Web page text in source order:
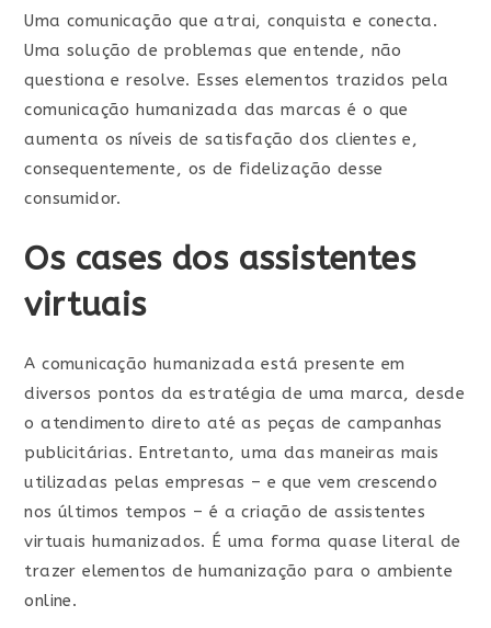
Uma comunicação que atrai, conquista e conecta.
Uma solução de problemas que entende, não
questiona e resolve. Esses elementos trazidos pela
comunicação humanizada das marcas é o que
aumenta os níveis de satisfação dos clientes e,
consequentemente, os de fidelização desse
consumidor.
Os cases dos assistentes
virtuais
A comunicação humanizada está presente em
diversos pontos da estratégia de uma marca, desde
o atendimento direto até as peças de campanhas
publicitárias. Entretanto, uma das maneiras mais
utilizadas pelas empresas – e que vem crescendo
nos últimos tempos – é a criação de assistentes
virtuais humanizados. É uma forma quase literal de
trazer elementos de humanização para o ambiente
online.